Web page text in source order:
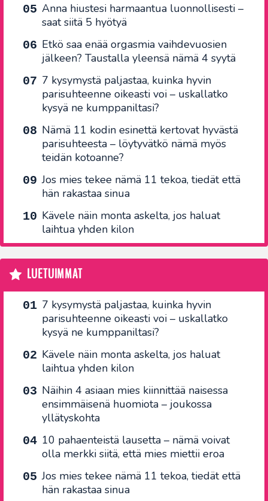
Anna hiustesi harmaantua luonnollisesti –
saat siitä 5 hyötyä
Etkö saa enää orgasmia vaihdevuosien
jälkeen? Taustalla yleensä nämä 4 syytä
7 kysymystä paljastaa, kuinka hyvin
parisuhteenne oikeasti voi – uskallatko
kysyä ne kumppaniltasi?
Nämä 11 kodin esinettä kertovat hyvästä
parisuhteesta – löytyvätkö nämä myös
teidän kotoanne?
Jos mies tekee nämä 11 tekoa, tiedät että
hän rakastaa sinua
Kävele näin monta askelta, jos haluat
laihtua yhden kilon
LUETUIMMAT
7 kysymystä paljastaa, kuinka hyvin
parisuhteenne oikeasti voi – uskallatko
kysyä ne kumppaniltasi?
Kävele näin monta askelta, jos haluat
laihtua yhden kilon
Näihin 4 asiaan mies kiinnittää naisessa
ensimmäisenä huomiota – joukossa
yllätyskohta
10 pahaenteistä lausetta – nämä voivat
olla merkki siitä, että mies miettii eroa
Jos mies tekee nämä 11 tekoa, tiedät että
hän rakastaa sinua